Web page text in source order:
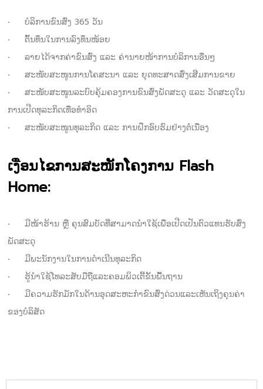
•
ບໍລິການຂົນສົ່ງ 365 ວັນ
•
ຕົ້ນທຶນໃນການລົງທຶນໜ້ອຍ
•
ລາຍໄດ້ຈາກຄ່າຂົນສົ່ງ ແລະ ຄ່ານາຍໜ້າການບໍລິການອື່ນໆ
•
ສະໜັບສະໜູນການໂຄສະນາ ແລະ ຍຸດທະສາດສົ່ງເສີມການຂາຍ
•
ສະໜັບສະໜູນລະບົບຄຸ້ມຄອງການຂົນສົ່ງພັດສະດຸ ແລະ ວັດສະດຸໃນ
ການເປີດທຸລະກິດເທື່ອທຳອິດ
•
ສະໜັບສະໜູນທຸລະກິດ ແລະ ການຝຶກອົບຮົມຢ່າງຕໍ່ເນື່ອງ
ເງື່ອນໄຂການສະໜັກໂຄງການ Flash
Home:
•
ມີໜ້າຮ້ານ ຫຼື ຄຸນສົມບັດທີ່ສາມາດນຳໃຊ້ເພື່ອເປີດເປັນຕົວແທນຮັບສົ່ງ
ພັດສະດຸ
•
ມີພະນັກງານໃນການດຳເນີນທຸລະກິດ
•
ຮູ້ນຳໃຊ້ໂທລະສັບມືຖືແລະຄອມພິວເຕີ້ຂັ້ນພື້ນຖານ
•
ມີຄວາມຮັກມັກໃນດ້ານອຸດສະຫະກຳຂົນສົ່ງດ່ວນແລະເຫັນເຖິງຄຸນຄ່າ
ຂອງບໍລິສັດ